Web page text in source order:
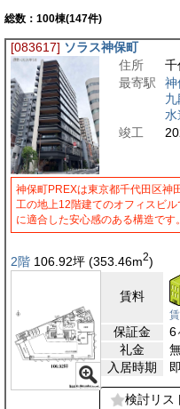
業・コンサル・クリエイティ
ニーズに応える賃貸オフィ
総数： 100棟(147件)
[083617] ソラス神保町
住所
千
最寄駅
神
水
竣工
神保町PREXは東京都千代田区神
工の地上12階建てのオフィスビ
に適合した安心感のある構造で
2階 106.92坪 (353.46m2)
賃料
保証金
6
礼金
入居時期
検討リス